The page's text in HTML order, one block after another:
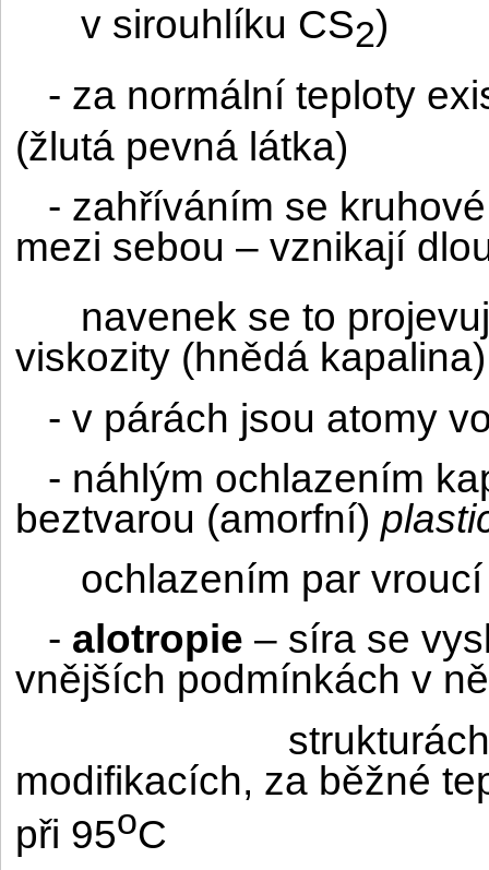
v sirouhlíku CS2)
- za normální teploty
(žlutá pevná látka)
- zahříváním se
mezi sebou – vznikají
navenek se to
viskozity (hnědá kapalina)
- v párách jsou atomy
- náhlým ochlazením
beztvarou (amorfní)
ochlazením par
- alotropie – síra se
vnějších podmínkách v
modifikacích, za běžné
při 95oC